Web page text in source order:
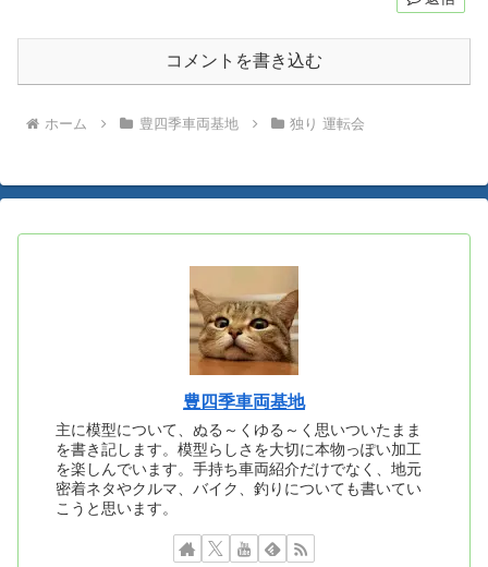
コメントを書き込む
ホーム 豊四季車両基地 独り 運転会
豊四季車両基地
主に模型について、ぬる～くゆる～く思いついたまま
を書き記します。模型らしさを大切に本物っぽい加工
を楽しんでいます。手持ち車両紹介だけでなく、地元
密着ネタやクルマ、バイク、釣りについても書いてい
こうと思います。